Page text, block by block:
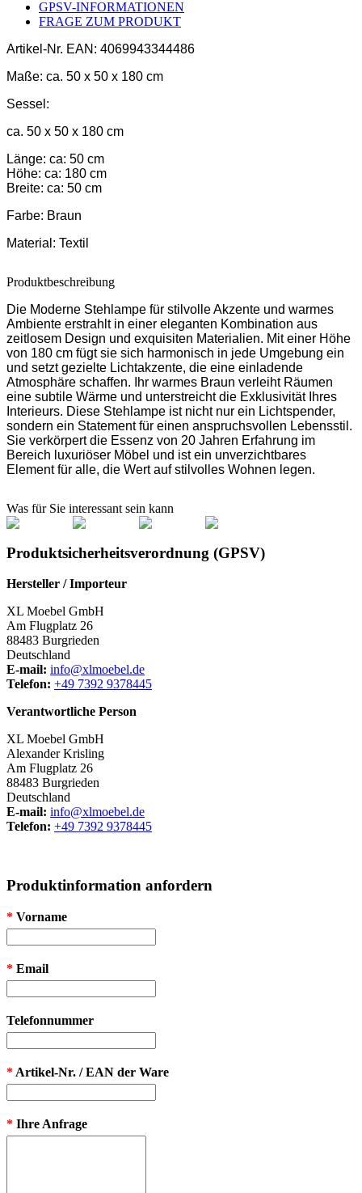
GPSV-INFORMATIONEN
FRAGE ZUM PRODUKT
Artikel-Nr. EAN: 4069943344486
Maße: ca. 50 x 50 x 180 cm
Sessel:
ca. 50 x 50 x 180 cm
Länge: ca: 50 cm
Höhe: ca: 180 cm
Breite: ca: 50 cm
Farbe: Braun
Material: Textil
Produktbeschreibung
Die Moderne Stehlampe für stilvolle Akzente und warmes
Ambiente erstrahlt in einer eleganten Kombination aus
zeitlosem Design und exquisiten Materialien. Mit einer Höhe
von 180 cm fügt sie sich harmonisch in jede Umgebung ein
und setzt gezielte Lichtakzente, die eine einladende
Atmosphäre schaffen. Ihr warmes Braun verleiht Räumen
eine subtile Wärme und unterstreicht die Exklusivität Ihres
Interieurs. Diese Stehlampe ist nicht nur ein Lichtspender,
sondern ein Statement für einen anspruchsvollen Lebensstil.
Sie verkörpert die Essenz von 20 Jahren Erfahrung im
Bereich luxuriöser Möbel und ist ein unverzichtbares
Element für alle, die Wert auf stilvolles Wohnen legen.
Was für Sie interessant sein kann
Produktsicherheitsverordnung (GPSV)
Hersteller / Importeur
XL Moebel GmbH
Am Flugplatz 26
88483 Burgrieden
Deutschland
E-mail: info@xlmoebel.de
Telefon: +49 7392 9378445
Verantwortliche Person
XL Moebel GmbH
Alexander Krisling
Am Flugplatz 26
88483 Burgrieden
Deutschland
E-mail: info@xlmoebel.de
Telefon: +49 7392 9378445
Produktinformation anfordern
* Vorname
* Email
Telefonnummer
* Artikel-Nr. / EAN der Ware
* Ihre Anfrage